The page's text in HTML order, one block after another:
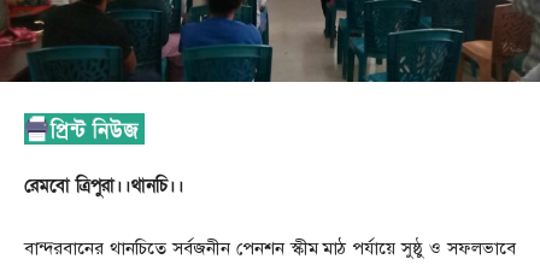
রেমবো ত্রিপুরা।।থানচি।।
বান্দরবানের থানচিতে সর্বজনীন পেনশন স্কীম মাঠ পর্যায়ে সুষ্ঠু ও সফলভাবে